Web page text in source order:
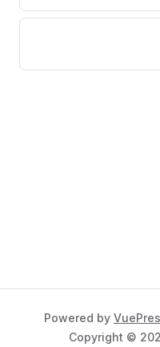
Powered by
Copyright ©